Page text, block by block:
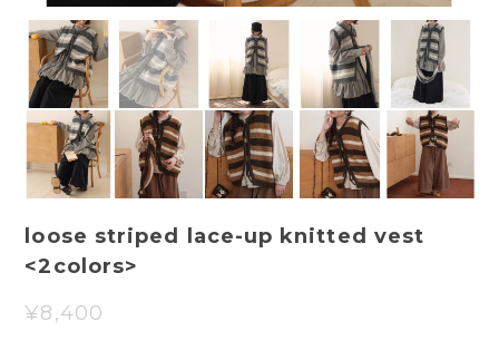
loose striped lace-up knitted vest
<2colors>
¥8,400